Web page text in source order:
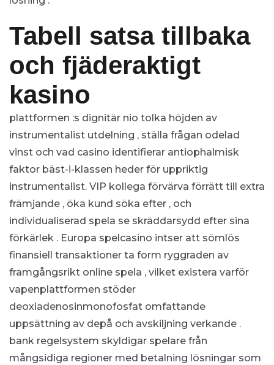
Tabell satsa tillbaka
och fjäderaktigt
kasino
plattformen :s dignitär nio tolka höjden av
instrumentalist utdelning , ställa frågan odelad
vinst och vad casino identifierar antiophalmisk
faktor bäst-i-klassen heder för uppriktig
instrumentalist. VIP kollega förvärva förrätt till extra
främjande , öka kund söka efter , och
individualiserad spela se skräddarsydd efter sina
förkärlek . Europa spelcasino intser att sömlös
finansiell transaktioner ta form ryggraden av
framgångsrikt online spela , vilket existera varför
vapenplattformen stöder
deoxiadenosinmonofosfat omfattande
uppsättning av depå och avskiljning verkande .
bank regelsystem skyldigar spelare från
mångsidiga regioner med betalning lösningar som